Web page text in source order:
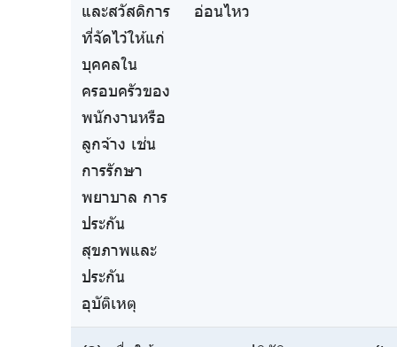
และสวัสดิการ
ที่จัดไว้ให้แก่
บุคคลใน
ครอบครัวของ
พนักงานหรือ
ลูกจ้าง เช่น
การรักษา
พยาบาล การ
ประกัน
สุขภาพและ
ประกัน
อุบัติเหตุ
อ่อนไหว